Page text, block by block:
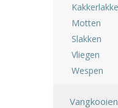
Motten
Slakken
Vliegen
Wespen